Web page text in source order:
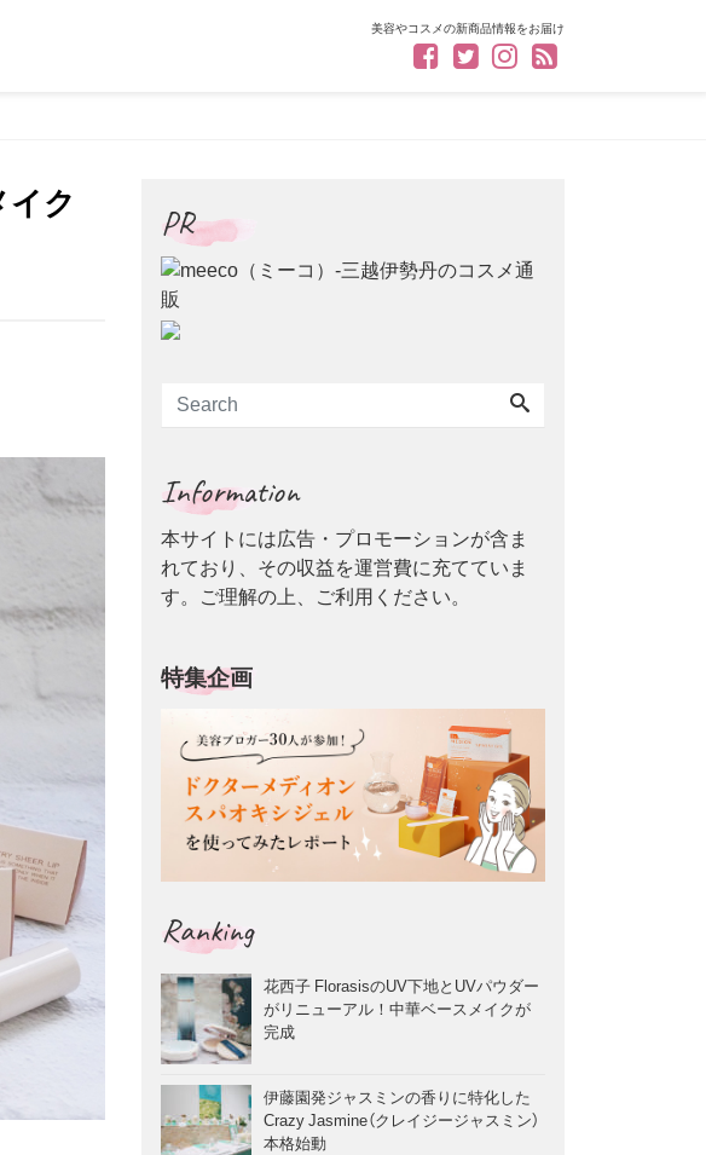
美容やコスメの新商品情報をお届け
イク
PR
Information
本サイトには広告・プロモーションが含ま
れており、その収益を運営費に充てていま
す。ご理解の上、ご利用ください。
特集企画
Ranking
花西子 FlorasisのUV下地とUVパウダー
がリニューアル！中華ベースメイクが
完成
伊藤園発ジャスミンの香りに特化した
Crazy Jasmine（クレイジージャスミン）
本格始動